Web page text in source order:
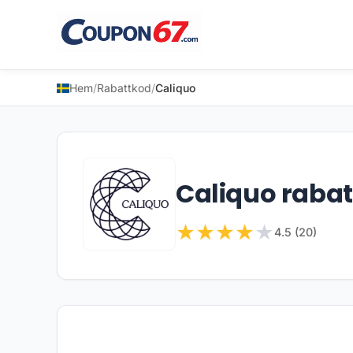
Hem/Rabattkod/Caliquo
Caliquo
★★★★★4.5 (20)